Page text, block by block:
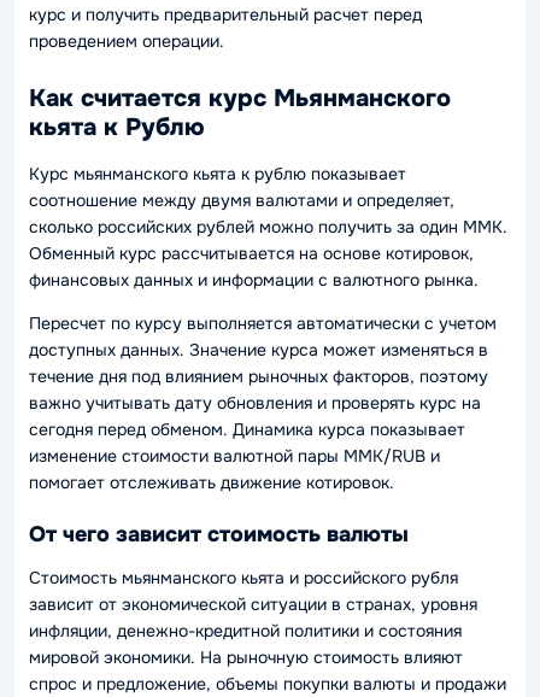
курс и получить предварительный расчет перед
проведением операции.
Как считается курс Мьянманского
кьята к Рублю
Курс мьянманского кьята к рублю показывает
соотношение между двумя валютами и определяет,
сколько российских рублей можно получить за один MMK.
Обменный курс рассчитывается на основе котировок,
финансовых данных и информации с валютного рынка.
Пересчет по курсу выполняется автоматически с учетом
доступных данных. Значение курса может изменяться в
течение дня под влиянием рыночных факторов, поэтому
важно учитывать дату обновления и проверять курс на
сегодня перед обменом. Динамика курса показывает
изменение стоимости валютной пары MMK/RUB и
помогает отслеживать движение котировок.
От чего зависит стоимость валюты
Стоимость мьянманского кьята и российского рубля
зависит от экономической ситуации в странах, уровня
инфляции, денежно-кредитной политики и состояния
мировой экономики. На рыночную стоимость влияют
спрос и предложение, объемы покупки валюты и продажи